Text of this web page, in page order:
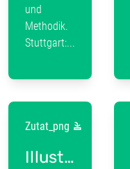
und
Methodik.
Stuttgart:...
Zutat_png
Illustration